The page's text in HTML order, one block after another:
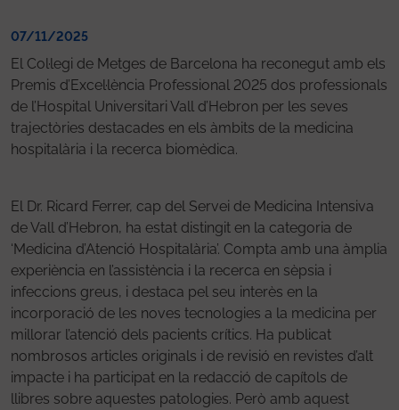
07/11/2025
El Col·legi de Metges de Barcelona ha reconegut amb els
Premis d’Excel·lència Professional 2025 dos professionals
de l’Hospital Universitari Vall d’Hebron per les seves
trajectòries destacades en els àmbits de la medicina
hospitalària i la recerca biomèdica.
El Dr. Ricard Ferrer, cap del Servei de Medicina Intensiva
de Vall d’Hebron, ha estat distingit en la categoria de
‘Medicina d’Atenció Hospitalària’. Compta amb una àmplia
experiència en l’assistència i la recerca en sèpsia i
infeccions greus, i destaca pel seu interès en la
incorporació de les noves tecnologies a la medicina per
millorar l’atenció dels pacients crítics. Ha publicat
nombrosos articles originals i de revisió en revistes d’alt
impacte i ha participat en la redacció de capítols de
llibres sobre aquestes patologies. Però amb aquest